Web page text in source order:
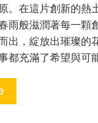
。在這片創新的熱
雨般滋潤著每一顆
出，綻放出璀璨的
都充滿了希望與可能